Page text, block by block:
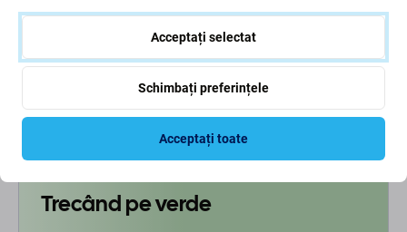
Trecând pe verde
Acceptați selectat
Schimbați preferințele
Acceptați toate